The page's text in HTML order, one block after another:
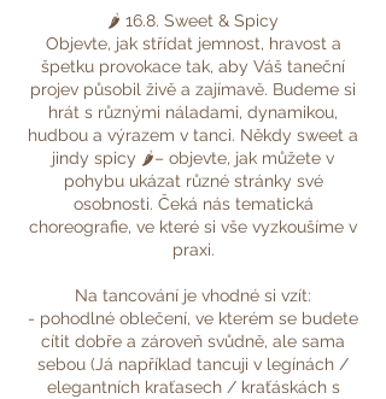
🌶️ 16.8. Sweet & Spicy
Objevte, jak střídat jemnost, hravost a
špetku provokace tak, aby Váš taneční
projev působil živě a zajímavě. Budeme si
hrát s různými náladami, dynamikou,
hudbou a výrazem v tanci. Někdy sweet a
jindy spicy 🌶️– objevte, jak můžete v
pohybu ukázat různé stránky své
osobnosti. Čeká nás tematická
choreografie, ve které si vše vyzkoušíme v
praxi.
Na tancování je vhodné si vzít:
- pohodlné oblečení, ve kterém se budete
cítit dobře a zároveň svůdně, ale sama
sebou (Já například tancuji v legínách /
elegantních kraťasech / kraťáskách s